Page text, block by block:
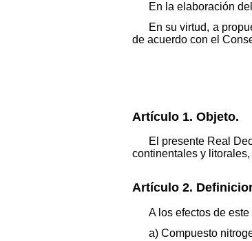
En la elaboración
En su virtud, a
de acuerdo con el
Artículo 1. Objeto.
El presente Real
continentales y
Artículo 2.
A los efectos de
a) Compuesto